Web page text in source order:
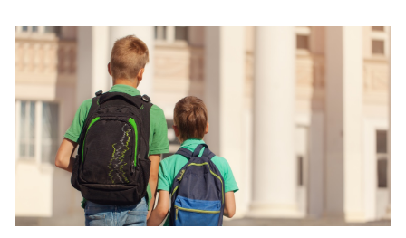
Anträge CDU
Kleine Anfragen
CDU Deutschland
CDU Fraktion im Brandenburger Landtag
CDU Brandenburg
CDU Potsdam